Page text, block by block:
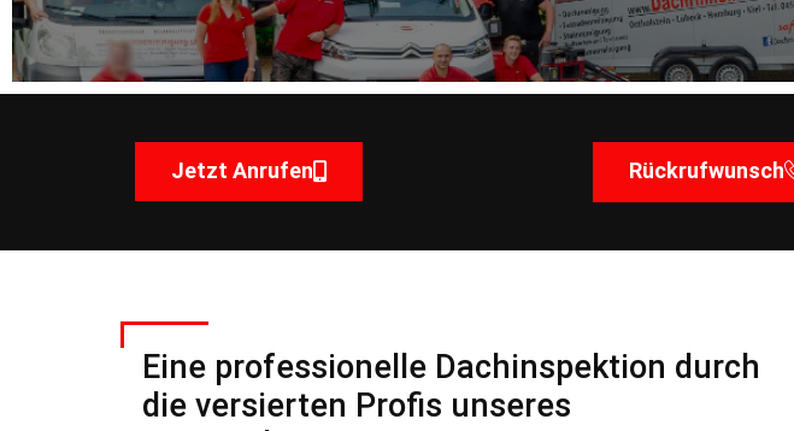
Jetzt Anrufen Rückrufwunsch
Eine professionelle Dachinspektion durch
die versierten Profis unseres